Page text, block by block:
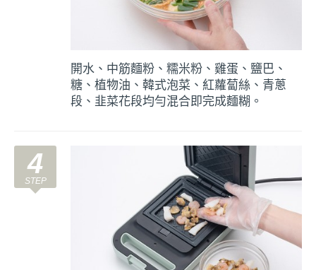
開水、中筋麵粉、糯米粉、雞蛋、鹽巴、
糖、植物油、韓式泡菜、紅蘿蔔絲、青蔥
段、韭菜花段均勻混合即完成麵糊。
4